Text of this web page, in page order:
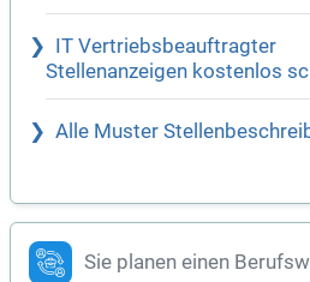
IT Vertriebsbeauftragter
Stellenanzeigen kostenlos
Alle Muster
Sie planen einen